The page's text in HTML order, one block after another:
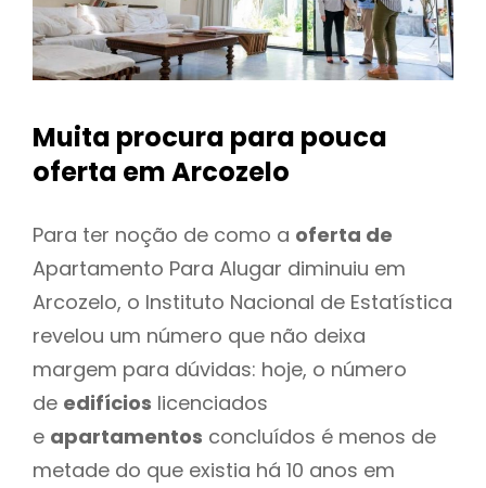
Muita procura para pouca
oferta em Arcozelo
Para ter noção de como a oferta de
Apartamento Para Alugar diminuiu em
Arcozelo, o Instituto Nacional de Estatística
revelou um número que não deixa
margem para dúvidas: hoje, o número
de edifícios licenciados
e apartamentos concluídos é menos de
metade do que existia há 10 anos em